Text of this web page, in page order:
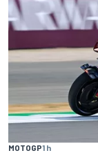
MOTOGP1 h